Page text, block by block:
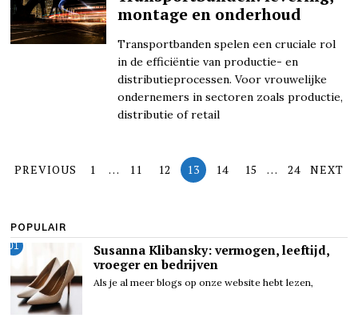
montage en onderhoud
Transportbanden spelen een cruciale rol
in de efficiëntie van productie- en
distributieprocessen. Voor vrouwelijke
ondernemers in sectoren zoals productie,
distributie of retail
PREVIOUS 1 … 11 12 13 14 15 … 24 NEXT
POPULAIR
01
Susanna Klibansky: vermogen, leeftijd,
vroeger en bedrijven
Als je al meer blogs op onze website hebt lezen,